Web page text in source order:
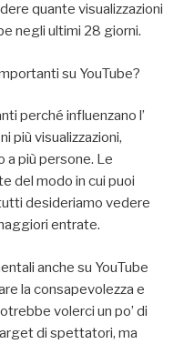
quante visualizzazioni
negli ultimi 28 giorni.
su YouTube?
perché influenzano l’
più visualizzazioni,
a più persone. Le
del modo in cui puoi
desideriamo vedere
entrate.
anche su YouTube
la consapevolezza e
volerci un po’ di
di spettatori, ma